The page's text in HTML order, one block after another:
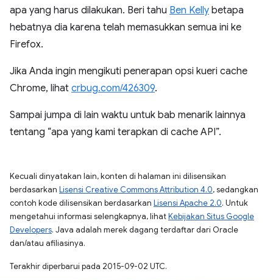
apa yang harus dilakukan. Beri tahu Ben Kelly betapa
hebatnya dia karena telah memasukkan semua ini ke
Firefox.
Jika Anda ingin mengikuti penerapan opsi kueri cache
Chrome, lihat crbug.com/426309.
Sampai jumpa di lain waktu untuk bab menarik lainnya
tentang “apa yang kami terapkan di cache API”.
Kecuali dinyatakan lain, konten di halaman ini dilisensikan
berdasarkan Lisensi Creative Commons Attribution 4.0, sedangkan
contoh kode dilisensikan berdasarkan Lisensi Apache 2.0. Untuk
mengetahui informasi selengkapnya, lihatKebijakan Situs Google
Developers. Java adalah merek dagang terdaftar dari Oracle
dan/atau afiliasinya.
Terakhir diperbarui pada 2015-09-02 UTC.